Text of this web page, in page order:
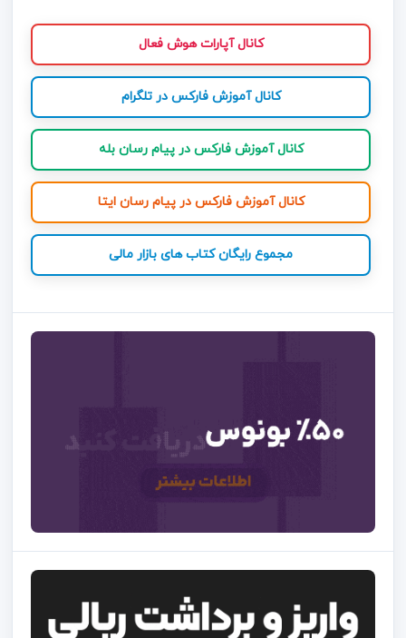
کانال آپارات هوش فعال
کانال آموزش فارکس در تلگرام
کانال آموزش فارکس در پیام رسان بله
کانال آموزش فارکس در پیام رسان ایتا
مجموع رایگان کتاب های بازار مالی